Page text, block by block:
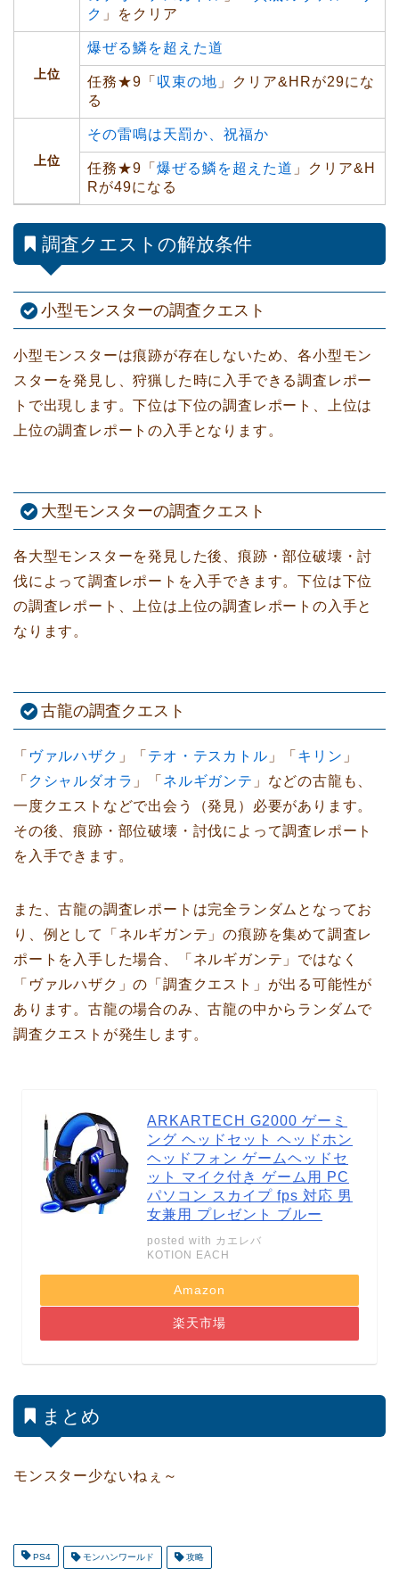
ク 」をクリア
上位
爆ぜる鱗を超えた道
任務★9「 収束の地 」クリア&HRが29にな
る
上位
その雷鳴は天罰か、祝福か
任務★9「 爆ぜる鱗を超えた道 」クリア&H
Rが49になる
調査クエストの解放条件
小型モンスターの調査クエスト
小型モンスターは痕跡が存在しないため、各小型モン
スターを発見し、狩猟した時に入手できる調査レポー
トで出現します。下位は下位の調査レポート、上位は
上位の調査レポートの入手となります。
大型モンスターの調査クエスト
各大型モンスターを発見した後、痕跡・部位破壊・討
伐によって調査レポートを入手できます。下位は下位
の調査レポート、上位は上位の調査レポートの入手と
なります。
古龍の調査クエスト
「 ヴァルハザク 」「 テオ・テスカトル 」「 キリン 」
「 クシャルダオラ 」「 ネルギガンテ 」などの古龍も、
一度クエストなどで出会う（発見）必要があります。
その後、痕跡・部位破壊・討伐によって調査レポート
を入手できます。
また、古龍の調査レポートは完全ランダムとなってお
り、例として「ネルギガンテ」の痕跡を集めて調査レ
ポートを入手した場合、「ネルギガンテ」ではなく
「ヴァルハザク」の「調査クエスト」が出る可能性が
あります。古龍の場合のみ、古龍の中からランダムで
調査クエストが発生します。
ARKARTECH G2000 ゲーミ
ング ヘッドセット ヘッドホン
ヘッドフォン ゲームヘッドセ
ット マイク付き ゲーム用 PC
パソコン スカイプ fps 対応 男
女兼用 プレゼント ブルー
posted with カエレバ
KOTION EACH
Amazon
楽天市場
まとめ
モンスター少ないねぇ～
PS4 モンハンワールド 攻略